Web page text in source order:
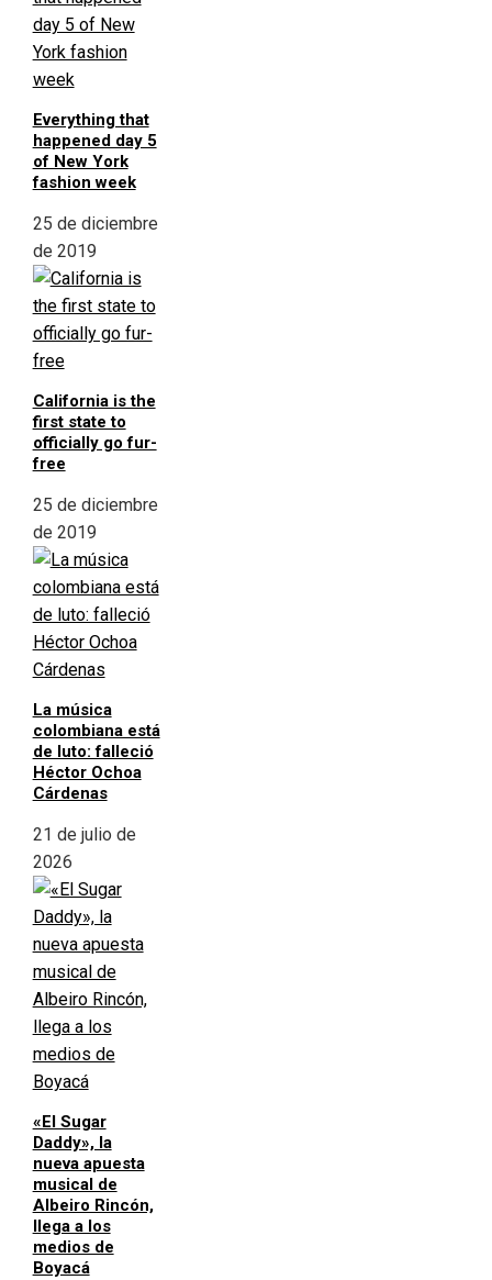
Everything that
happened day 5
of New York
fashion week
25 de diciembre
de 2019
California is the
first state to
officially go fur-
free
25 de diciembre
de 2019
La música
colombiana está
de luto: falleció
Héctor Ochoa
Cárdenas
21 de julio de
2026
«El Sugar
Daddy», la
nueva apuesta
musical de
Albeiro Rincón,
llega a los
medios de
Boyacá